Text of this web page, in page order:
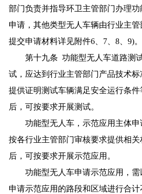
部门负责并指导环卫主管部门办理
申请，其他类型无人车辆由行业主管
提交申请材料详见附件6、7、8、9)。
第十九条 功能型无人车道路测试
试，应达到行业主管部门产品技术标
提供证明测试车辆满足安全运行条
后，可按要求开展测试。
功能型无人车，示范应用主体申
按各行业主管部门审核要求提供相
后，可按要求开展示范应用。
功能型无人车申请示范应用，需
申请示范应用的路段和区域进行合计